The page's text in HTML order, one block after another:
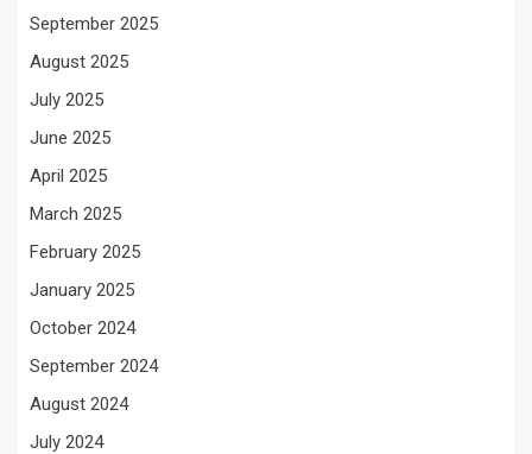
September 2025
August 2025
July 2025
June 2025
April 2025
March 2025
February 2025
January 2025
October 2024
September 2024
August 2024
July 2024